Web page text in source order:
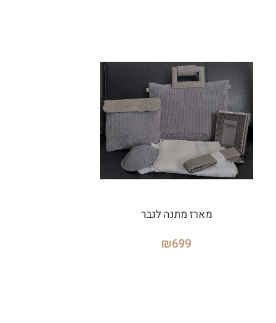
מארז מתנה לגבר
₪699